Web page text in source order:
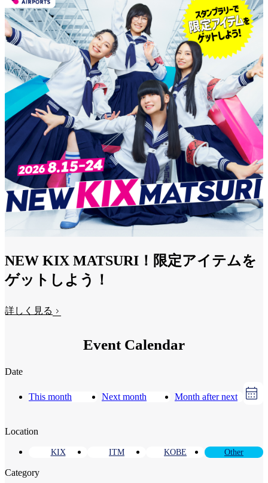
NEW KIX MATSURI！限定アイテムを
ゲットしよう！
詳しく見る
Event Calendar
Date
This month Next month Month after next
Location
KIX ITM KOBE Other
Category